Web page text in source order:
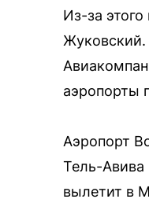
Из-за
Жуковский.
аэропорты
Аэропорт
Тель-Авива
вылетит в